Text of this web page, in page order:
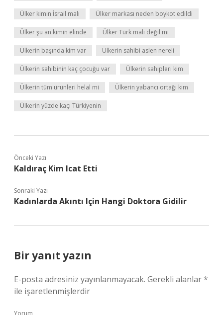
Ülker kimin İsrail malı Ülker markası neden boykot edildi
Ülker şu an kimin elinde Ülker Türk malı değil mi
Ülkerin başında kim var Ülkerin sahibi aslen nereli
Ülkerin sahibinin kaç çocuğu var Ülkerin sahipleri kim
Ülkerin tüm ürünleri helal mi Ülkerin yabancı ortağı kim
Ülkerin yüzde kaçı Türkiyenin
Önceki Yazı
Kaldıraç Kim Icat Etti
Sonraki Yazı
Kadınlarda Akıntı Için Hangi Doktora Gidilir
Bir yanıt yazın
E-posta adresiniz yayınlanmayacak. Gerekli alanlar*
ile işaretlenmişlerdir
Yorum